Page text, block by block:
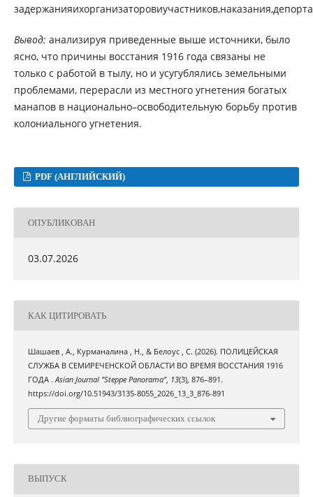
Вывод: анализируя приведенные выше источники, было
ясно, что причины восстания 1916 года связаны не
только с работой в тылу, но и усугублялись земельными
проблемами, перерасли из местного угнетения богатых
манапов в национально–освободительную борьбу против
колониального угнетения.
PDF (АНГЛИЙСКИЙ)
ОПУБЛИКОВАН
03.07.2026
КАК ЦИТИРОВАТЬ
Шашаев , А., Курманалина , Н., & Белоус , С. (2026). ПОЛИЦЕЙСКАЯ
СЛУЖБА В СЕМИРЕЧЕНСКОЙ ОБЛАСТИ ВО ВРЕМЯ ВОССТАНИЯ 1916
ГОДА .Asian Journal "Steppe Panorama", 13(3), 876–891.
https://doi.org/10.51943/3135-8055_2026_13_3_876-891
Другие форматы библиографических ссылок
ВЫПУСК